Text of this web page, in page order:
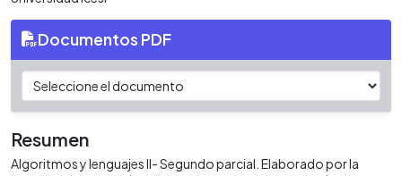
Documentos PDF
Resumen
Algoritmos y lenguajes II- Segundo parcial. Elaborado por la